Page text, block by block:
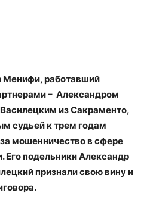
Менифи, работавший
– Александром
из Сакраменто,
судьей к трем годам
мошенничество в сфере
подельники Александр
признали свою вину и